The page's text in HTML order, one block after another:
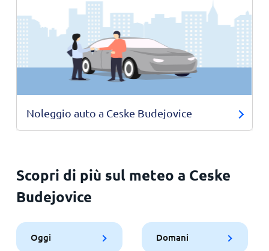
Noleggio auto a Ceske Budejovice
Scopri di più sul meteo a Ceske
Budejovice
Oggi Domani